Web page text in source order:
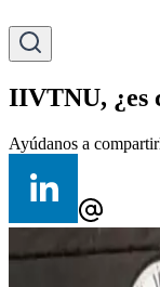
IIVTNU, ¿es
Ayúdanos a